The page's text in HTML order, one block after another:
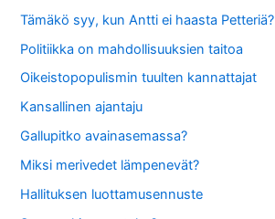
Tämäkö syy, kun Antti ei haasta Petteriä?
Politiikka on mahdollisuuksien taitoa
Oikeistopopulismin tuulten kannattajat
Kansallinen ajantaju
Gallupitko avainasemassa?
Miksi merivedet lämpenevät?
Hallituksen luottamusennuste